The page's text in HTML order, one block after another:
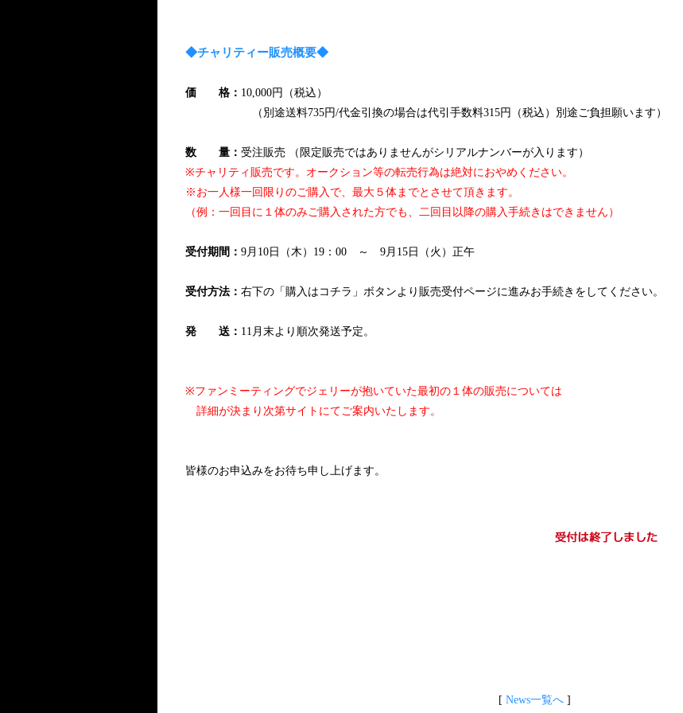
◆チャリティー販売概要◆
価 格： 10,000円（税込）
（別途送料735円/代金引換の場合は代引手数料315円（税込）別途ご負担願います）
数 量： 受注販売 （限定販売ではありませんがシリアルナンバーが入ります）
※チャリティ販売です。オークション等の転売行為は絶対におやめください。
※お一人様一回限りのご購入で、最大５体までとさせて頂きます。
（例：一回目に１体のみご購入された方でも、二回目以降の購入手続きはできません）
受付期間： 9月10日（木）19：00 ～ 9月15日（火）正午
受付方法： 右下の「購入はコチラ」ボタンより販売受付ページに進みお手続きをしてください。
発 送： 11月末より順次発送予定。
※ファンミーティングでジェリーが抱いていた最初の１体の販売については
詳細が決まり次第サイトにてご案内いたします。
皆様のお申込みをお待ち申し上げます。
[ News一覧へ]